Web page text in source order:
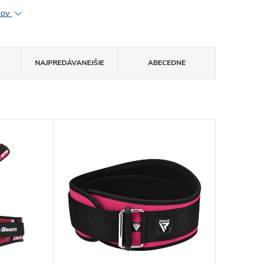
NAJPREDÁVANEJŠIE ABECEDNE